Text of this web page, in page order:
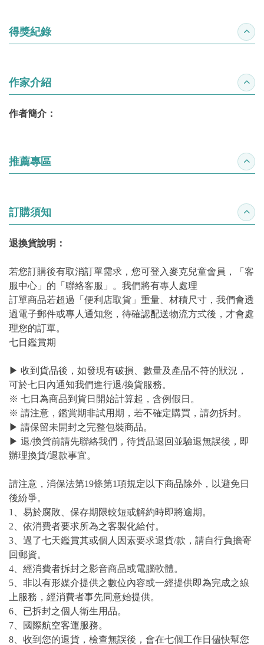
得獎紀錄 收合
作家介紹 收合
作者簡介：
推薦專區 收合
訂購須知 收合
退換貨說明：
若您訂購後有取消訂單需求，您可登入麥克兒童會員，「客
服中心」的「聯絡客服」。我們將有專人處理
訂單商品若超過「便利店取貨」重量、材積尺寸，我們會透
過電子郵件或專人通知您，待確認配送物流方式後，才會處
理您的訂單。
七日鑑賞期
▶ 收到貨品後，如發現有破損、數量及產品不符的狀況，
可於七日內通知我們進行退/換貨服務。
※ 七日為商品到貨日開始計算起，含例假日。
※ 請注意，鑑賞期非試用期，若不確定購買，請勿拆封。
▶ 請保留未開封之完整包裝商品。
▶ 退/換貨前請先聯絡我們，待貨品退回並驗退無誤後，即
辦理換貨/退款事宜。
請注意，消保法第19條第1項規定以下商品除外，以避免日
後紛爭。
1、易於腐敗、保存期限較短或解約時即將逾期。
2、依消費者要求所為之客製化給付。
3、過了七天鑑賞其或個人因素要求退貨/款，請自行負擔寄
回郵資。
4、經消費者拆封之影音商品或電腦軟體。
5、非以有形媒介提供之數位內容或一經提供即為完成之線
上服務，經消費者事先同意始提供。
6、已拆封之個人衛生用品。
7、國際航空客運服務。
8、收到您的退貨，檢查無誤後，會在七個工作日儘快幫您